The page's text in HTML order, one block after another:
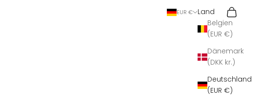
EUR €
Land
Belgien
(EUR €)
Dänemark
(DKK kr.)
Deutschland
(EUR €)
Suchen